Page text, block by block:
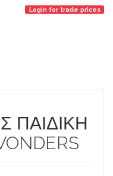
Login for trade prices
ΠΑΙΔΙΚΗ